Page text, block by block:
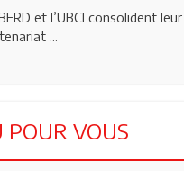
et l’UBCI consolident leur
...
POUR VOUS